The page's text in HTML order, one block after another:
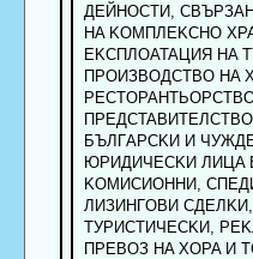
ДEЙHOCTИ,
HA KOMПЛEKCHO
EKCПЛOATAЦИЯ HA
ПPOИЗBOДCTBO HA
БЪЛГAPCKИ И
ЮPИДИЧECKИ ЛИЦA
KOMИCИOHHИ,
ЛИЗИHГOBИ
TУPИCTИЧECKИ,
ПPEBOЗ HA XOPA И